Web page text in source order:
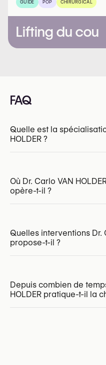
GUIDE POP CHIRURGICAL
Lifting du cou
FAQ
Quelle est la
HOLDER ?
INAMI/RIZIV:
Où Dr. Carlo VAN
opère-t-il ?
Quelles interventions Dr.
propose-t-il ?
Lifting du visage
Lifting du cou
Depuis combien de
HOLDER pratique-t-il la